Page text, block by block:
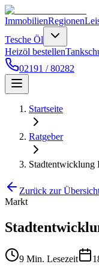
ImmobilienRegionen
Tesche Öl
Heizöl bestellen
02191 / 80282
Startseite
Ratgeber
Stadtentwicklung
Zurück zur
Markt
9 Min. Lesezeit